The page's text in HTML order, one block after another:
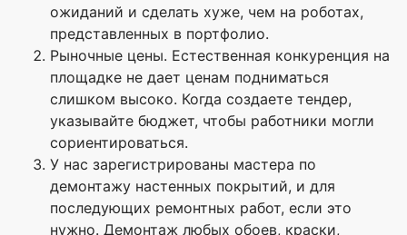
ожиданий и сделать хуже, чем на роботах,
представленных в портфолио.
Рыночные цены. Естественная конкуренция на
площадке не дает ценам подниматься
слишком высоко. Когда создаете тендер,
указывайте бюджет, чтобы работники могли
сориентироваться.
У нас зарегистрированы мастера по
демонтажу настенных покрытий, и для
последующих ремонтных работ, если это
нужно. Демонтаж любых обоев, краски,